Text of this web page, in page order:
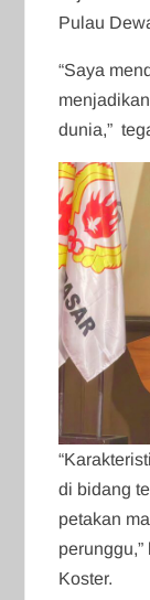
Pulau
“Saya
dunia,”
di bidang
petakan
perunggu,”
Koster.